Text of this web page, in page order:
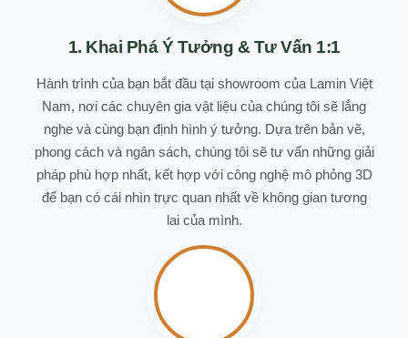
1. Khai Phá Ý Tưởng & Tư Vấn 1:1
Hành trình của bạn bắt đầu tại showroom của Lamin Việt
Nam, nơi các chuyên gia vật liệu của chúng tôi sẽ lắng
nghe và cùng bạn định hình ý tưởng. Dựa trên bản vẽ,
phong cách và ngân sách, chúng tôi sẽ tư vấn những giải
pháp phù hợp nhất, kết hợp với công nghệ mô phỏng 3D
để bạn có cái nhìn trực quan nhất về không gian tương
lai của mình.